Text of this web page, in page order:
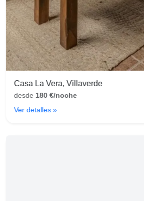
Casa La Vera, Villaverde
desde 180 €/noche
Ver detalles »